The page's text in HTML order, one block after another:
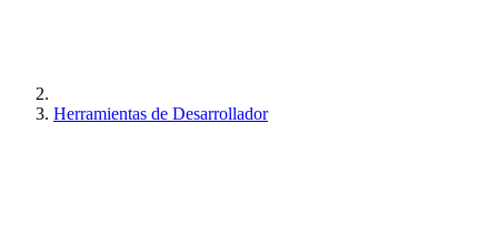
Herramientas de Desarrollador